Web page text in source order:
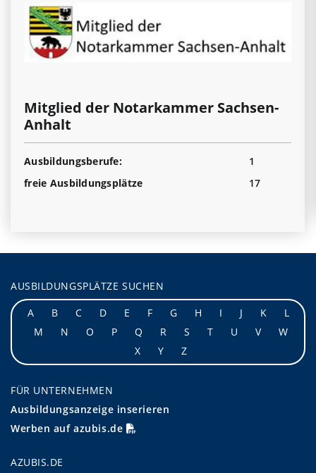
Mitglied der Notarkammer Sachsen-
Anhalt
Ausbildungsberufe:
1
freie Ausbildungsplätze
17
AUSBILDUNGSPLÄTZE SUCHEN
A
B C D E F G H I J K
L
M
N O P Q R S T U V
W
X
Y Z
FÜR UNTERNEHMEN
Ausbildungsanzeige inserieren
Werben auf azubis.de
AZUBIS.DE